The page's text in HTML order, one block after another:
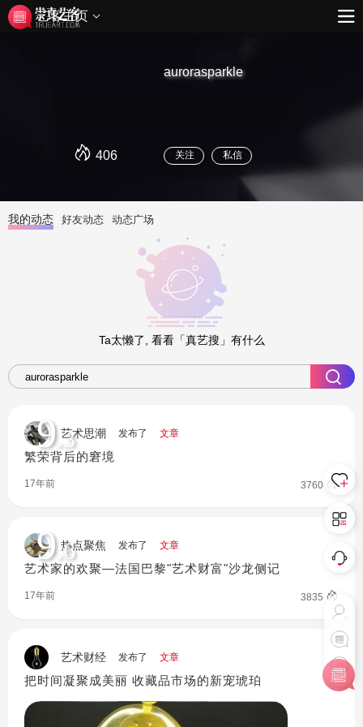
艺客主页
406
aurorasparkle
关注 私信
我的动态 好友动态 动态广场
Ta太懒了, 看看「真艺搜」有什么
艺术思潮 发布了 文章
繁荣背后的窘境
9.3
17年前 3760
热点聚焦 发布了 文章
艺术家的欢聚—法国巴黎"艺术财富"沙龙侧记
9.6
17年前 3835
艺术财经 发布了 文章
把时间凝聚成美丽 收藏品市场的新宠琥珀